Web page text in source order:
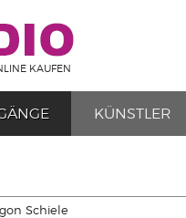
KAUFEN
KÜNSTLER
Schiele